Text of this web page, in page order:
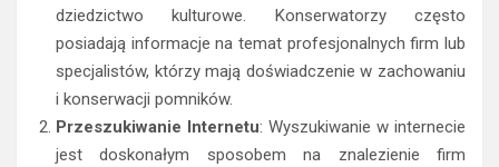
dziedzictwo kulturowe. Konserwatorzy często
posiadają informacje na temat profesjonalnych firm lub
specjalistów, którzy mają doświadczenie w zachowaniu
i konserwacji pomników.
Przeszukiwanie Internetu: Wyszukiwanie w internecie
jest doskonałym sposobem na znalezienie firm